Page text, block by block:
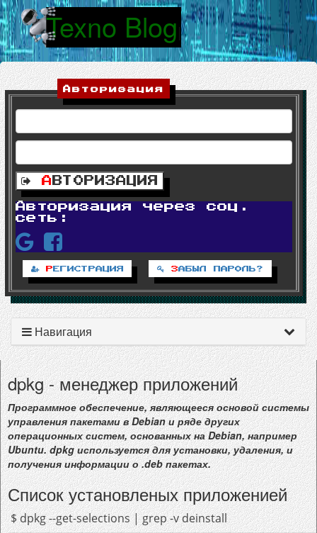
Texno Blog
Авторизация
А ВТОРИЗАЦИЯ
Авторизация через соц.
сеть:
Р ЕГИСТРАЦИЯ ЗАБЫЛ ПАРОЛЬ?
Навигация
dpkg - менеджер приложений
Программное обеспечение, являющееся основой системы
управления пакетами в Debian и ряде других
операционных систем, основанных на Debian, например
Ubuntu. dpkg используется для установки, удаления, и
получения информации о .deb пакетах.
Список установленых приложенией
$ dpkg --get-selections | grep -v deinstall